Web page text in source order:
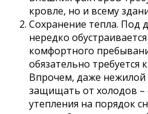
кровле, но и всему
Сохранение тепла. Под
нередко
комфортного
обязательно требуется
Впрочем, даже
защищать от холодов –
утепления на порядок